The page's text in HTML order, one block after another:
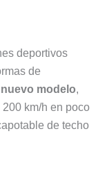
deportivos
de
modelo,
km/h en poco
de techo